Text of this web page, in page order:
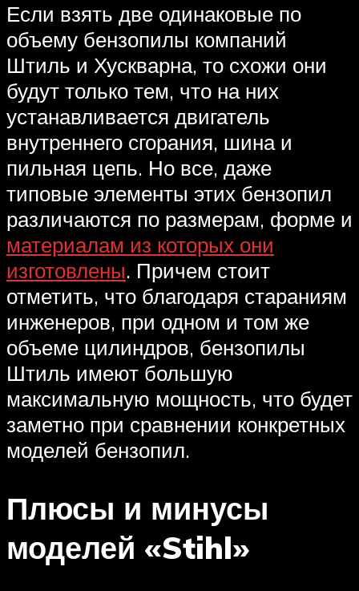
Если взять две одинаковые по
объему бензопилы компаний
Штиль и Хускварна, то схожи они
будут только тем, что на них
устанавливается двигатель
внутреннего сгорания, шина и
пильная цепь. Но все, даже
типовые элементы этих бензопил
различаются по размерам, форме и
материалам из которых они
изготовлены. Причем стоит
отметить, что благодаря стараниям
инженеров, при одном и том же
объеме цилиндров, бензопилы
Штиль имеют большую
максимальную мощность, что будет
заметно при сравнении конкретных
моделей бензопил.
Плюсы и минусы
моделей «Stihl»